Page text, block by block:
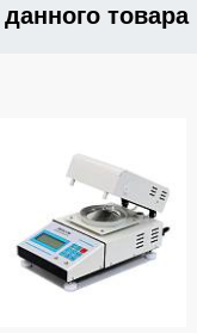
HE53
цены и качества
сушки и
весовой
с металлическим
из
годы надежной
товара